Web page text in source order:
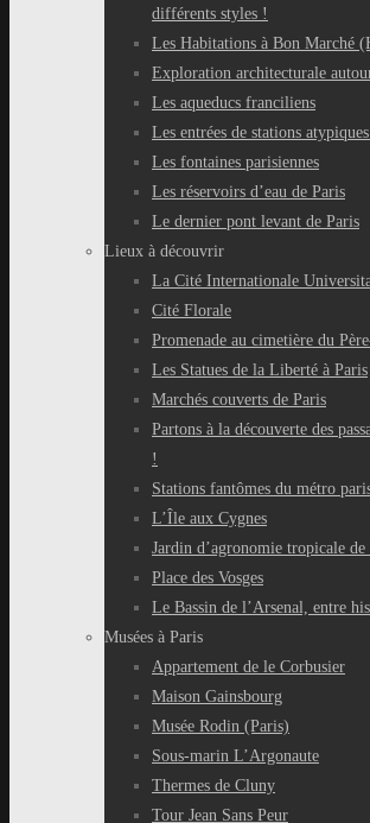
différents styles !
Les Habitations à Bon Marché
Exploration architecturale
Les aqueducs franciliens
Les entrées de stations
Les fontaines parisiennes
Les réservoirs d’eau de Paris
Le dernier pont levant de Paris
Lieux à découvrir
La Cité Internationale
Cité Florale
Promenade au cimetière du
Les Statues de la Liberté à Paris
Marchés couverts de Paris
Partons à la découverte des
!
Stations fantômes du métro
L’Île aux Cygnes
Jardin d’agronomie tropicale de
Place des Vosges
Le Bassin de l’Arsenal, entre
Musées à Paris
Appartement de le Corbusier
Maison Gainsbourg
Musée Rodin (Paris)
Sous-marin L’Argonaute
Thermes de Cluny
Tour Jean Sans Peur